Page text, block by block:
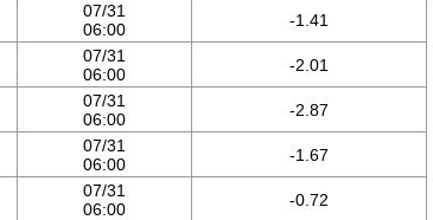
07/31
06:00
-1.41
07/31
06:00
-2.01
07/31
06:00
-2.87
07/31
06:00
-1.67
07/31
06:00
-0.72